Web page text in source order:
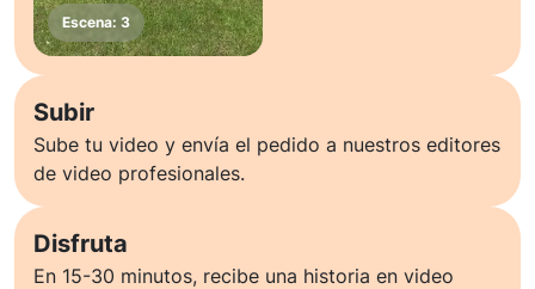
Subir
Sube tu video y envía el pedido a nuestros editores
de video profesionales.
Disfruta
En 15-30 minutos, recibe una historia en video